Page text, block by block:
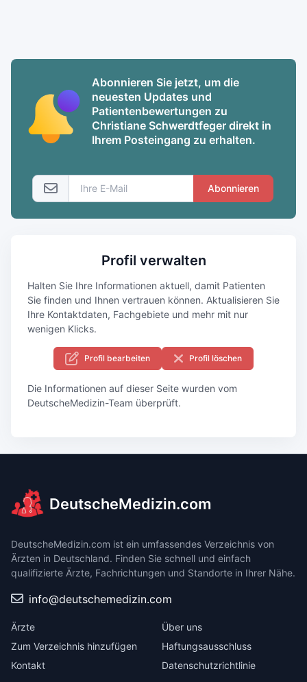
Abonnieren Sie jetzt, um die
neuesten Updates und
Patientenbewertungen zu
Christiane Schwerdtfeger direkt in
Ihrem Posteingang zu erhalten.
Abonnieren
Profil verwalten
Halten Sie Ihre Informationen aktuell, damit Patienten
Sie finden und Ihnen vertrauen können. Aktualisieren Sie
Ihre Kontaktdaten, Fachgebiete und mehr mit nur
wenigen Klicks.
Profil bearbeiten Profil löschen
Die Informationen auf dieser Seite wurden vom
DeutscheMedizin-Team überprüft.
DeutscheMedizin.com
DeutscheMedizin.com ist ein umfassendes Verzeichnis von
Ärzten in Deutschland. Finden Sie schnell und einfach
qualifizierte Ärzte, Fachrichtungen und Standorte in Ihrer Nähe.
info@deutschemedizin.com
Ärzte
Zum Verzeichnis hinzufügen
Kontakt
Über uns
Haftungsausschluss
Datenschutzrichtlinie